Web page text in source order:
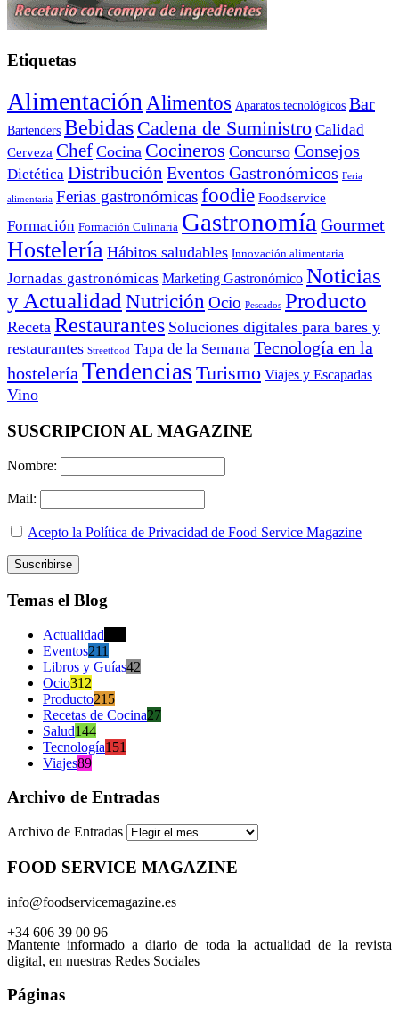
Etiquetas
Alimentación Alimentos Aparatos tecnológicos Bar
Bartenders Bebidas Cadena de Suministro Calidad
Cerveza Chef Cocina Cocineros Concurso Consejos
Dietética Distribución Eventos Gastronómicos Feria
alimentaria Ferias gastronómicasfoodie Foodservice
Formación Formación Culinaria Gastronomía Gourmet
Hostelería Hábitos saludables Innovación alimentaria
Jornadas gastronómicas Marketing Gastronómico Noticias
y Actualidad Nutrición Ocio Pescados Producto
Receta Restaurantes Soluciones digitales para bares y
restaurantes Streetfood Tapa de la Semana Tecnología en la
hostelería Tendencias Turismo Viajes y Escapadas
Vino
SUSCRIPCION AL MAGAZINE
Nombre:
Mail:
Acepto la Política de Privacidad de Food Service Magazine
Temas el Blog
Actualidad
Eventos211
Libros y Guías42
Ocio312
Producto215
Recetas de Cocina27
Salud144
Tecnología151
Viajes89
Archivo de Entradas
Archivo de Entradas
FOOD SERVICE MAGAZINE
info@foodservicemagazine.es
+34 606 39 00 96
Mantente informado a diario de toda la actualidad de la revista
digital, en nuestras Redes Sociales
Páginas